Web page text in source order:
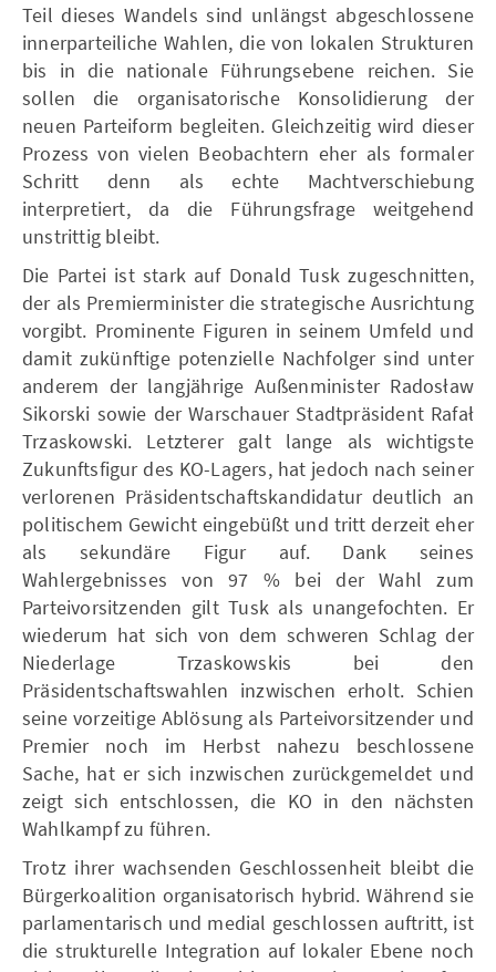
Teil dieses Wandels sind unlängst abgeschlossene
innerparteiliche Wahlen, die von lokalen Strukturen
bis in die nationale Führungsebene reichen. Sie
sollen die organisatorische Konsolidierung der
neuen Parteiform begleiten. Gleichzeitig wird dieser
Prozess von vielen Beobachtern eher als formaler
Schritt denn als echte Machtverschiebung
interpretiert, da die Führungsfrage weitgehend
unstrittig bleibt.
Die Partei ist stark auf Donald Tusk zugeschnitten,
der als Premierminister die strategische Ausrichtung
vorgibt. Prominente Figuren in seinem Umfeld und
damit zukünftige potenzielle Nachfolger sind unter
anderem der langjährige Außenminister Radosław
Sikorski sowie der Warschauer Stadtpräsident Rafał
Trzaskowski. Letzterer galt lange als wichtigste
Zukunftsfigur des KO-Lagers, hat jedoch nach seiner
verlorenen Präsidentschaftskandidatur deutlich an
politischem Gewicht eingebüßt und tritt derzeit eher
als sekundäre Figur auf. Dank seines
Wahlergebnisses von 97 % bei der Wahl zum
Parteivorsitzenden gilt Tusk als unangefochten. Er
wiederum hat sich von dem schweren Schlag der
Niederlage Trzaskowskis bei den
Präsidentschaftswahlen inzwischen erholt. Schien
seine vorzeitige Ablösung als Parteivorsitzender und
Premier noch im Herbst nahezu beschlossene
Sache, hat er sich inzwischen zurückgemeldet und
zeigt sich entschlossen, die KO in den nächsten
Wahlkampf zu führen.
Trotz ihrer wachsenden Geschlossenheit bleibt die
Bürgerkoalition organisatorisch hybrid. Während sie
parlamentarisch und medial geschlossen auftritt, ist
die strukturelle Integration auf lokaler Ebene noch